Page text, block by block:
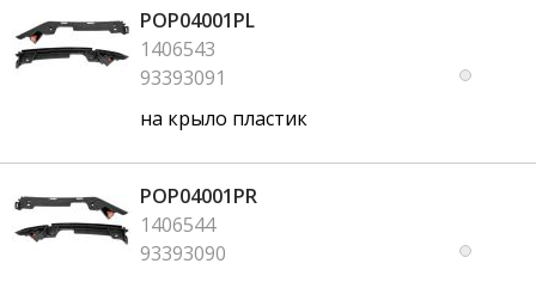
POP04001PL
1406543
93393091
на крыло пластик
POP04001PR
1406544
93393090